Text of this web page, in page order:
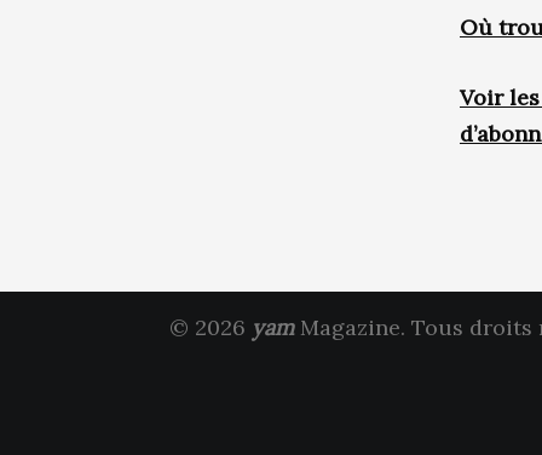
Où
Voir
© 2026 yamMagazine. Tous droits